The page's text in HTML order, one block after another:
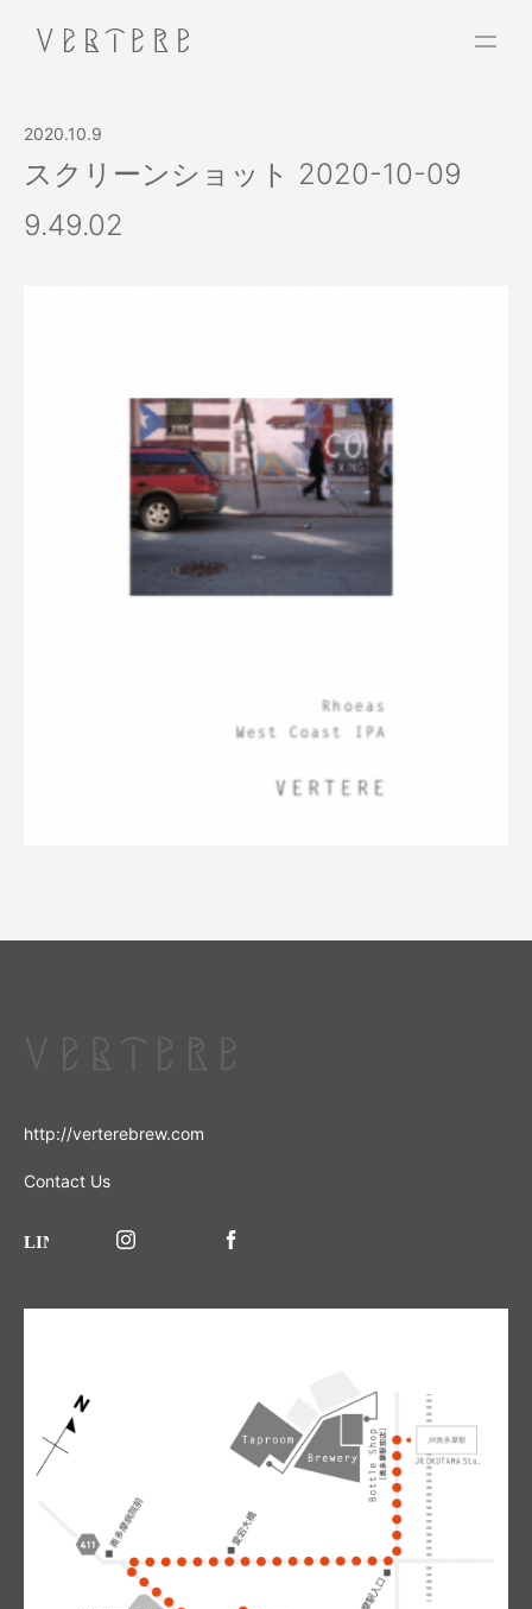
2020.10.9
スクリーンショット 2020-10-09
9.49.02
http://verterebrew.com
Contact Us